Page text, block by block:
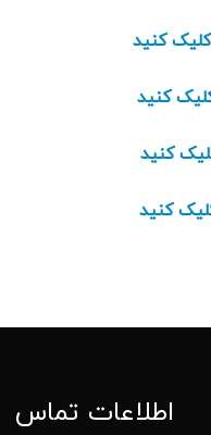
کلیک کنید
کنید
کنید
کنید
اطلاعات تماس